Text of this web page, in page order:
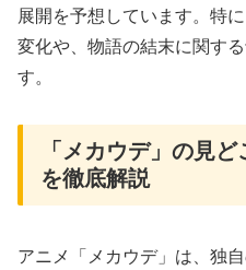
展開を予想しています。特
変化や、物語の結末に関す
す。
「メカウデ」の見
を徹底解説
アニメ「メカウデ」は、独